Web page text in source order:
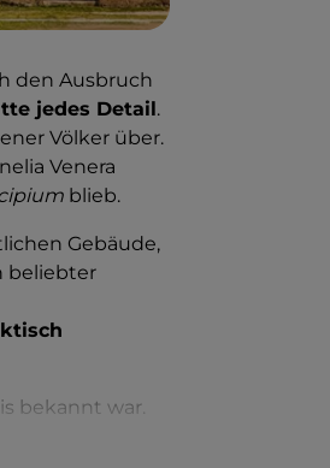
den Ausbruch
jedes Detail .
Völker über.
Venera
blieb.
Gebäude,
beliebter
bekannt war.